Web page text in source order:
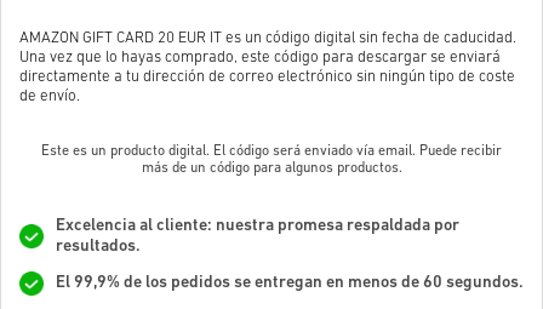
AMAZON GIFT CARD 20 EUR IT es un código digital sin fecha de caducidad.
Una vez que lo hayas comprado, este código para descargar se enviará
directamente a tu dirección de correo electrónico sin ningún tipo de coste
de envío.
Este es un producto digital. El código será enviado vía email. Puede recibir
más de un código para algunos productos.
Excelencia al cliente: nuestra promesa respaldada por
resultados.
El 99,9% de los pedidos se entregan en menos de 60 segundos.